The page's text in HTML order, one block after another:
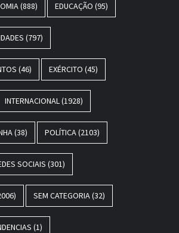
(888) EDUCAÇÃO (95)
(797)
(46) EXÉRCITO (45)
INTERNACIONAL(1928)
(38) POLÍTICA(2103)
SOCIAIS (301)
SEM CATEGORIA(32)
(1)